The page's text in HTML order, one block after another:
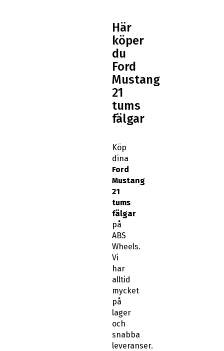
Här
köper
du
Ford
Mustang
21
tums
fälgar
Köp
dina
Ford
Mustang
21
tums
fälgar
på
ABS
Wheels.
Vi
har
alltid
mycket
på
lager
och
snabba
leveranser.